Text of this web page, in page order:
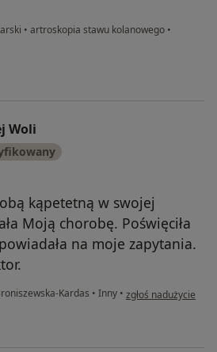
• artroskopia stawu kolanowego •
Woli
kąpetetną w swojej
Moją chorobę. Poświęciła
na moje zapytania.
Kardas • Inny • w opinii
zgłoś nadużycie